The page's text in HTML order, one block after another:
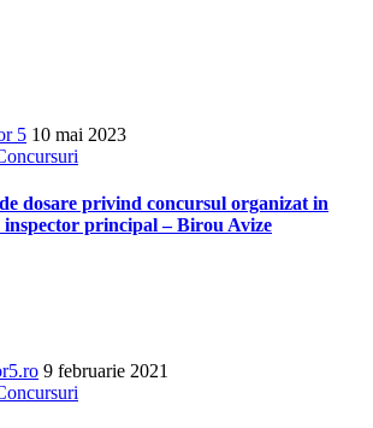
5 10 mai 2023
dosare privind concursul organizat in
inspector principal – Birou Avize
9 februarie 2021